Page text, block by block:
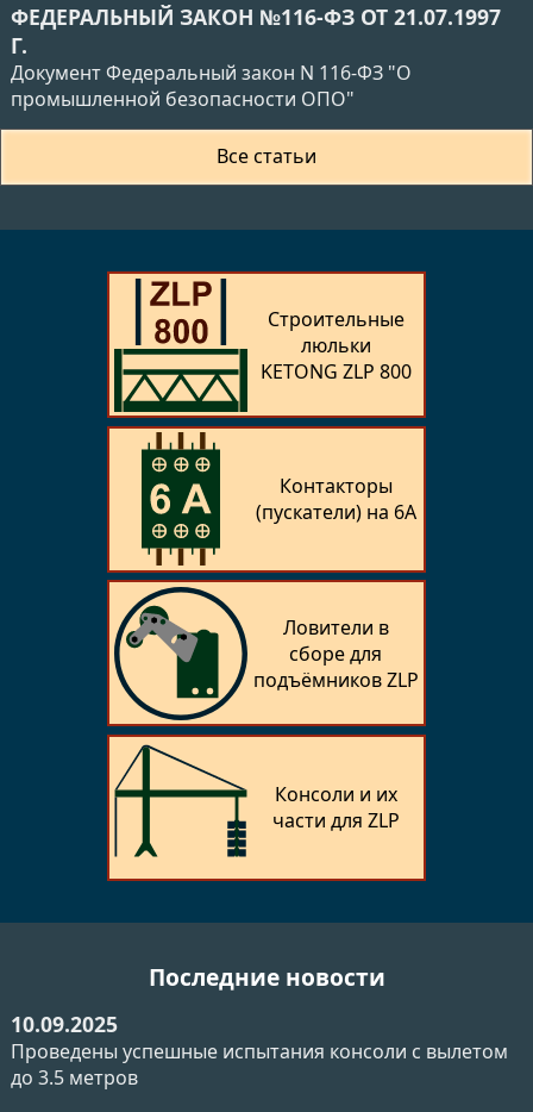
ФЕДЕРАЛЬНЫЙ ЗАКОН №116-ФЗ ОТ 21.07.1997
Г.
Документ Федеральный закон N 116-ФЗ "О
промышленной безопасности ОПО"
Все статьи
Строительные
люльки
KETONG ZLP 800
Контакторы
(пускатели) на 6А
Ловители в
сборе для
подъёмников ZLP
Консоли и их
части для ZLP
Последние новости
10.09.2025
Проведены успешные испытания консоли с вылетом
до 3.5 метров